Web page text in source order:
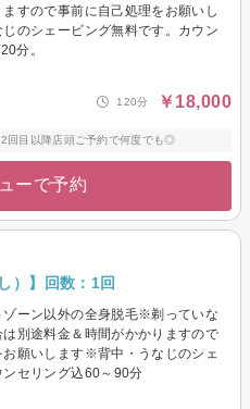
ますので事前に自己処理をお願いし
じのシェービング無料です。カウン
分。
120分 ￥18,000
回目以降店頭ご予約で何度でも◎
ーで予約
）】回数：1回
ゾーン以外の全身脱毛※剃っていな
は別途料金＆時間がかかりますので
お願いします※背中・うなじのシェ
ンセリング込60～90分